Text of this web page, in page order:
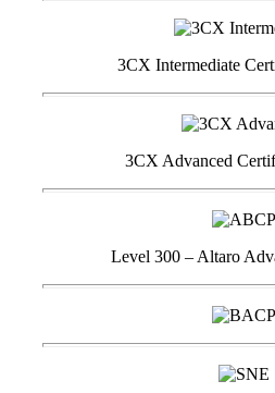
3CX Intermediate
3CX Advanced
Level 300 – Altaro